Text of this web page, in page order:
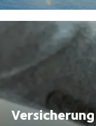
Versicherung